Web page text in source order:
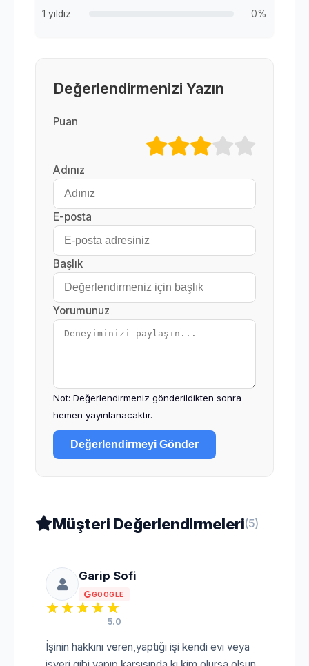
1 yıldız
0%
Değerlendirmenizi Yazın
Puan
Adınız
E-posta
Başlık
Yorumunuz
Not: Değerlendirmeniz gönderildikten sonra
hemen yayınlanacaktır.
Değerlendirmeyi Gönder
Müşteri Değerlendirmeleri(5)
Garip Sofi
GOOGLE
5.0
İşinin hakkını veren,yaptığı işi kendi evi veya